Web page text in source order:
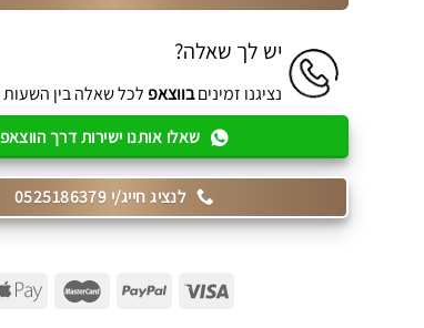
יש לך שאלה?
נציגנו זמיניםבווצאפ לכל שאלה בין השעות 23:00-8:00
שאלו אותנו ישירות דרך הווצאפ
לנציג חייג/י 0525186379